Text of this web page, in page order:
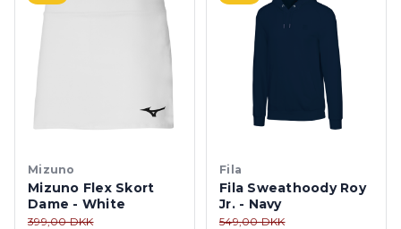
Mizuno
Mizuno Flex Skort
Dame - White
399,00 DKK
Fila
Fila Sweathoody Roy
Jr. - Navy
549,00 DKK